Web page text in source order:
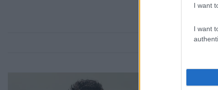
I want
I want